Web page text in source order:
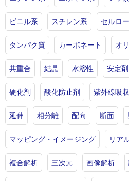
ビニル系 スチレン系 セルロ
タンパク質 カーボネート オ
共重合 結晶 水溶性 安定剤
硬化剤 酸化防止剤 紫外線吸
延伸 相分離 配向 断面
マッピング・イメージング リア
複合解析 三次元 画像解析